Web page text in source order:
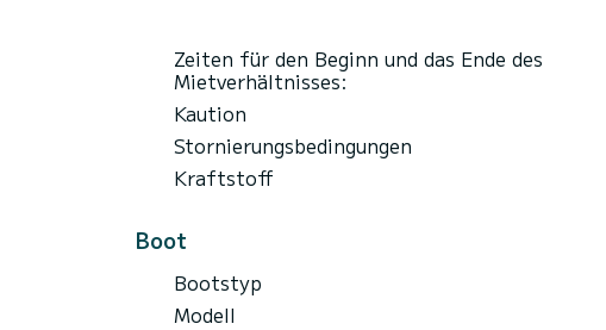
Zeiten für den Beginn und das Ende des
Mietverhältnisses:
Kaution
Stornierungsbedingungen
Kraftstoff
Boot
Bootstyp
Modell